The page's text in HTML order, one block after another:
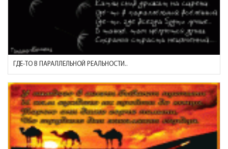
ГДЕ-ТО В ПАРАЛЛЕЛЬНОЙ РЕАЛЬНОСТИ..